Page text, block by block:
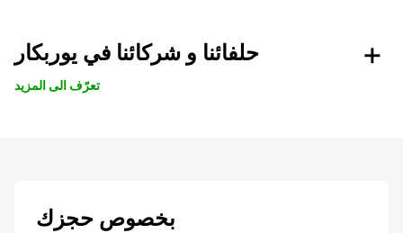
حلفائنا و شركائنا في يوربكار
تعرّف الى المزيد
بخصوص حجزك